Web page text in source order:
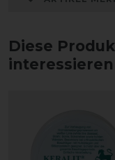
Diese
interessieren